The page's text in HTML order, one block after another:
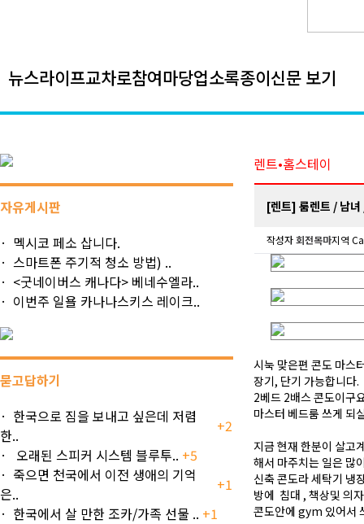
뉴스라이프교차로참여마당업소록종이신문 보기
자유게시판
멕시코 페소 삽니다.
스마트폰 주기적 청소 방법) ..
<굿네이버스 캐나다> 베네수엘라..
이번주 일욜 카나나스키스 레이크..
묻고답하기
한국으로 짐을 보내고 싶은데 저렴
한..
+2
오래된 스피커 시스템 블루투.. +5
죽으면 천국에서 이전 생애의 기억
은..
+1
한국에서 살 만한 조카/가족 선물 .. +1
렌트•홈스테이
[렌트] 룸렌트 / 남
작성자회전목마지역
시눅 맞은편 콘도 마스
장기, 단기 가능합니다.
2베드 2배스 콘도이구
마스터 베드룸 쓰게 되
지금 현재 한분이 살고
해서 마주치는 일은 많
신축 콘도라 세탁기 냉
방에 침대 , 책상및 의
콘도안에 gym 있어서